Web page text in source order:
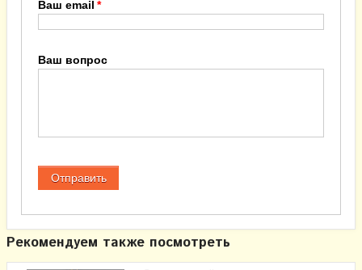
Ваш email
Ваш вопрос
Рекомендуем также посмотреть